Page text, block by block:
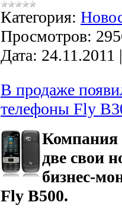
Категория:
Просмотров:
Дата: 24.11.2011
В продаже
телефоны Fly
Компания
две свои
бизнес-
Fly B500.